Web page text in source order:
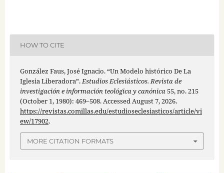
HOW TO CITE
González Faus, José Ignacio. “Un Modelo histórico De La
Iglesia Liberadora”.Estudios Eclesiásticos. Revista de
investigación e información teológica y canónica55, no. 215
(October 1, 1980): 469–508. Accessed August 7, 2026.
https://revistas.comillas.edu/estudioseclesiasticos/article/vi
ew/17902.
MORE CITATION FORMATS